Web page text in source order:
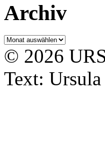
Archiv
Archiv
© 2026
Text: